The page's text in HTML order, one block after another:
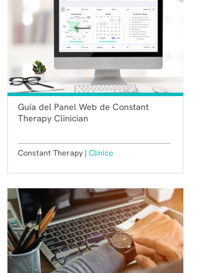
Guía del Panel Web de Constant
Therapy Clinician
Constant Therapy | Clínico